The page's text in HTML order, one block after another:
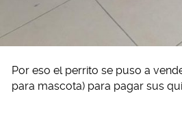
Por eso el perrito se puso a
para mascota) para pagar sus